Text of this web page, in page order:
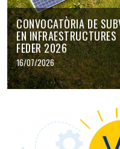
CONVOCATÒRIA DE
EN
FEDER 2026
16/07/2026